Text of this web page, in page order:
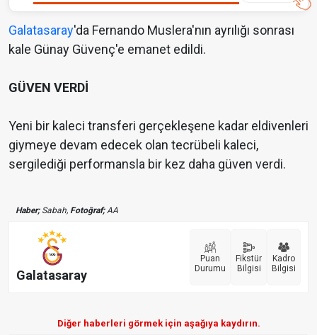
Galatasaray'da Fernando Muslera'nın ayrılığı sonrası
kale Günay Güvenç'e emanet edildi.
GÜVEN VERDİ
Yeni bir kaleci transferi gerçekleşene kadar eldivenleri
giymeye devam edecek olan tecrübeli kaleci,
sergilediği performansla bir kez daha güven verdi.
Haber;Sabah, Fotoğraf;AA
Galatasaray
Puan
Durumu
Fikstür
Bilgisi
Kadro
Bilgisi
Diğer haberleri görmek için aşağıya kaydırın.